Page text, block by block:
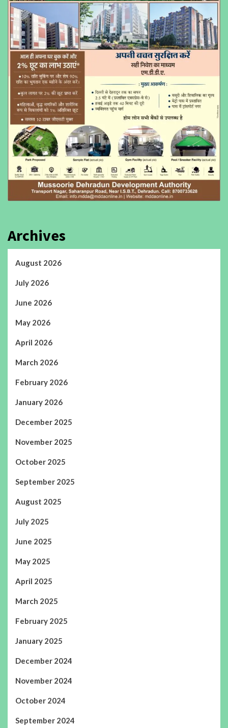
Archives
August 2026
July 2026
June 2026
May 2026
April 2026
March 2026
February 2026
January 2026
December 2025
November 2025
October 2025
September 2025
August 2025
July 2025
June 2025
May 2025
April 2025
March 2025
February 2025
January 2025
December 2024
November 2024
October 2024
September 2024